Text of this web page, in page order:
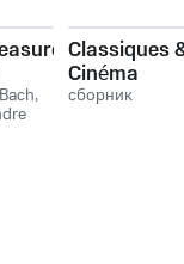
,
Classiques
Cinéma
сборник